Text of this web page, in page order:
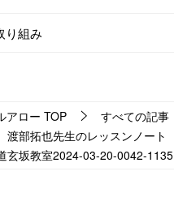
り組み
アロー TOP
すべての記事
渡部拓也先生のレッスンノート
玄坂教室2024-03-20-0042-1135